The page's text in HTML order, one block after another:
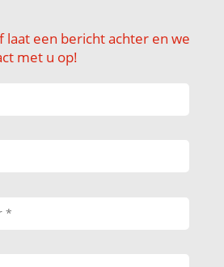
laat een bericht achter en we
met u op!